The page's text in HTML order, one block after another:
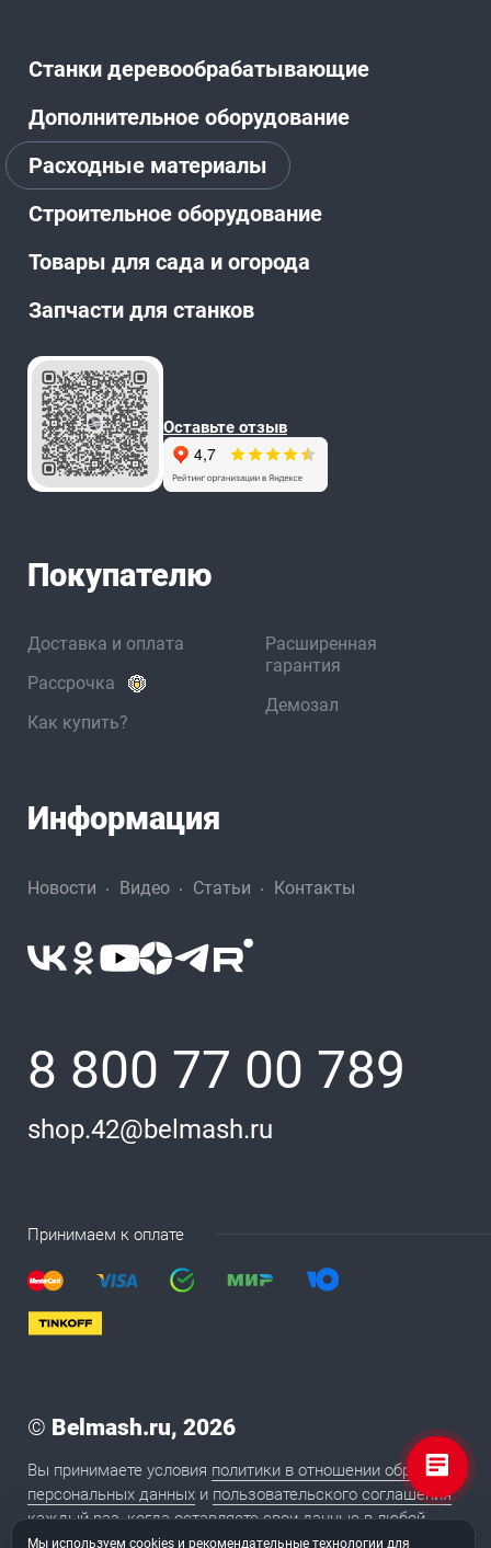
Станки деревообрабатывающие
Дополнительное оборудование
Расходные материалы
Строительное оборудование
Товары для сада и огорода
Запчасти для станков
Оставьте отзыв
Покупателю
Доставка и оплата
Рассрочка
Как купить?
Расширенная
гарантия
Демозал
Информация
Новости Видео Статьи Контакты
8 800 77 00 789
shop.42@belmash.ru
Принимаем к оплате
© Belmash.ru, 2026
Вы принимаете условия политики в отношении обработки
персональных данных и пользовательского соглашения
каждый раз, когда оставляете свои данные в любой
форме обратной связи на сайте BELMASH.RU
Мы используем cookies и рекомендательные технологии для